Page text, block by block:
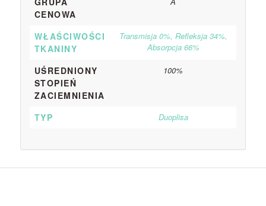
CENOWA
WŁAŚCIWOŚCI
TKANINY
Transmisja 0%, Refleksja 34%,
Absorpcja 66%
UŚREDNIONY
STOPIEŃ
ZACIEMNIENIA
100%
TYP Duoplisa